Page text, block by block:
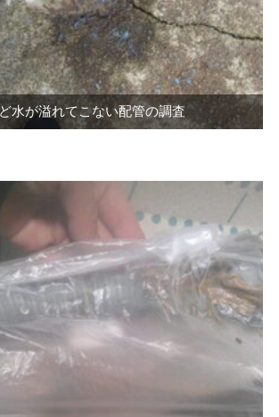
水が溢れてこない配管の調査